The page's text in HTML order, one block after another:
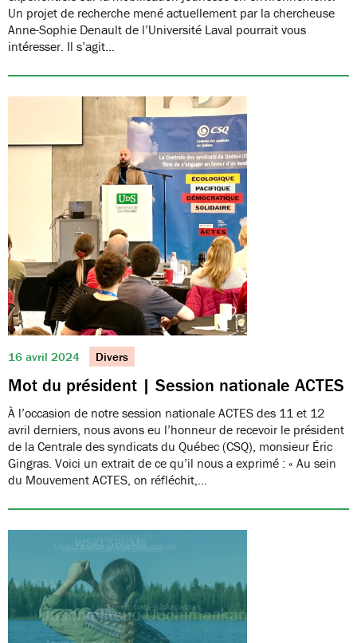
Un projet de recherche mené actuellement par la chercheuse
Anne-Sophie Denault de l’Université Laval pourrait vous
intéresser. Il s’agit…
16 avril 2024 Divers
Mot du président | Session nationale ACTES
À l’occasion de notre session nationale ACTES des 11 et 12
avril derniers, nous avons eu l’honneur de recevoir le président
de la Centrale des syndicats du Québec (CSQ), monsieur Éric
Gingras. Voici un extrait de ce qu’il nous a exprimé : « Au sein
du Mouvement ACTES, on réfléchit,…